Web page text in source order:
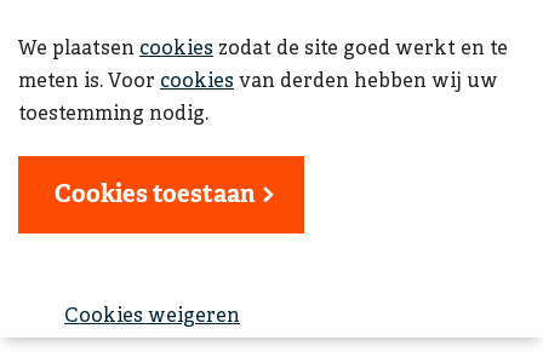
We plaatsen cookies zodat de site goed werkt en te
meten is. Voor cookies van derden hebben wij uw
toestemming nodig.
Cookies toestaan
Cookies weigeren